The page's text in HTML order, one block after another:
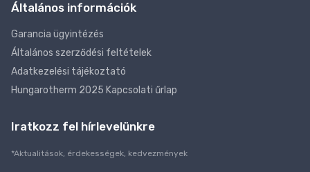
Általános információk
Garancia ügyintézés
Általános szerződési feltételek
Adatkezelési tájékoztató
Hungarotherm 2025 Kapcsolati űrlap
Iratkozz fel hírlevelünkre
*Aktualitások, érdekességek, kedvezmények